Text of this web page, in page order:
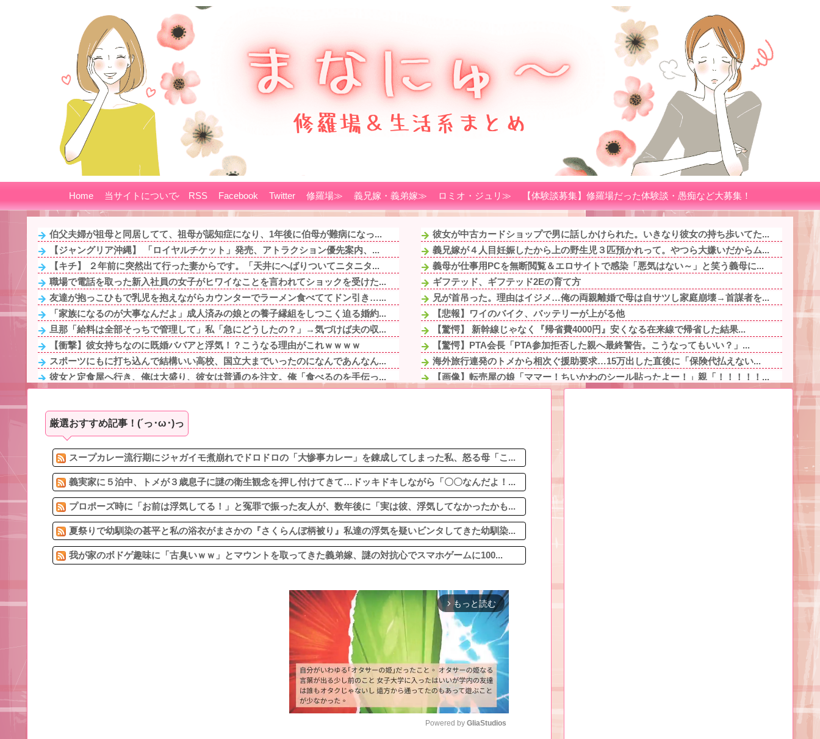
Home 当サイトについて RSS Facebook Twitter 修羅場≫ 義兄嫁・義弟嫁≫ ロミオ・ジュリ≫ 【体験談募集】修羅場だった体験談・愚痴など大募集！
伯父夫婦が祖母と同居してて、祖母が認知症になり、1年後に伯母が難病になっ...
【ジャングリア沖縄】 「ロイヤルチケット」発売、アトラクション優先案内、...
【キチ】 ２年前に突然出て行った妻からです。「天井にへばりついてニタニタ...
職場で電話を取った新入社員の女子がヒワイなことを言われてショックを受けた...
友達が抱っこひもで乳児を抱えながらカウンターでラーメン食べててドン引き…...
「家族になるのが大事なんだよ」成人済みの娘との養子縁組をしつこく迫る婚約...
旦那「給料は全部そっちで管理して」私「急にどうしたの？」→気づけば夫の収...
【衝撃】彼女持ちなのに既婚ババアと浮気！？こうなる理由がこれｗｗｗｗ
スポーツにもに打ち込んで結構いい高校、国立大までいったのになんであんなん...
彼女と定食屋へ行き、俺は大盛り、彼女は普通のを注文。俺「食べるのを手伝っ...
本当に本当の事を言って欲しい
交際1週間の彼と食事後に、彼「女の癖に俺と同じ定食を頼むな。ご飯粒を残ら...
些細な喧嘩から妻が子供を連れて実家に帰った。一切の連絡を受け付けて貰えず...
カツオのサクにアニサキスらしき物体発見
彼女が中古カードショップで男に話しかけられた。いきなり彼女の持ち歩いてた...
義兄嫁が４人目妊娠したから上の野生児３匹預かれって。やつら大嫌いだからム...
義母が仕事用PCを無断閲覧＆エロサイトで感染「悪気はない～」と笑う義母に...
ギフテッド、ギフテッド2Eの育て方
兄が首吊った。理由はイジメ…俺の両親離婚で母は自サツし家庭崩壊→首謀者を...
【悲報】ワイのバイク、バッテリーが上がる他
【驚愕】 新幹線じゃなく『帰省費4000円』安くなる在来線で帰省した結果...
【驚愕】PTA会長「PTA参加拒否した親へ最終警告。こうなってもいい？」...
海外旅行連発のトメから相次ぐ援助要求…15万出した直後に「保険代払えない...
【画像】転売屋の娘「ママー！ちいかわのシール貼ったよー！」親「！！！！！...
義母「服装が失礼よ」私「お互い様ですよね〜」今までイビられ続けてきた私が...
【ウマ娘】各ウマ娘が弱そうな場所他
厳選おすすめ記事！(´っ･ω･)っ
スープカレー流行期にジャガイモ煮崩れでドロドロの「大惨事カレー」を錬成してしまった私、怒る母「こ...
義実家に５泊中、トメが３歳息子に謎の衛生観念を押し付けてきて…ドッキドキしながら「〇〇なんだよ！...
プロポーズ時に「お前は浮気してる！」と冤罪で振った友人が、数年後に「実は彼、浮気してなかったかも...
夏祭りで幼馴染の甚平と私の浴衣がまさかの『さくらんぼ柄被り』私達の浮気を疑いビンタしてきた幼馴染...
我が家のボドゲ趣味に「古臭いｗｗ」とマウントを取ってきた義弟嫁、謎の対抗心でスマホゲームに100...
arrow_forward_ios もっと読む
Powered by GliaStudios